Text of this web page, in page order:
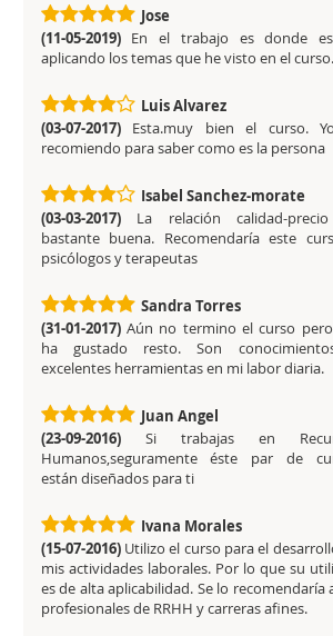
Jose
(11-05-2019) En el trabajo es donde
aplicando los temas que he visto en el curso.
Luis Alvarez
(03-07-2017)
Esta.muy bien el curso.
recomiendo para saber como es la persona
Isabel Sanchez-morate
(03-03-2017)
La relación calidad-
bastante buena. Recomendaría este
psicólogos y terapeutas
Sandra Torres
(31-01-2017) Aún no termino el curso
ha gustado resto. Son
excelentes herramientas en mi labor diaria.
Juan Angel
(23-09-2016)
Si trabajas en
Humanos,seguramente éste par de
están diseñados para ti
Ivana Morales
(15-07-2016) Utilizo el curso para el
mis actividades laborales. Por lo que su
es de alta aplicabilidad. Se lo recomendaría
profesionales de RRHH y carreras afines.